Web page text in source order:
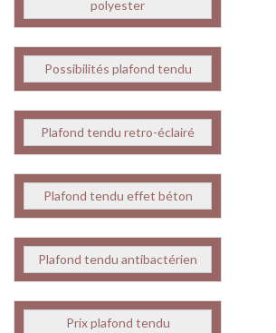
polyester
Possibilités plafond tendu
Plafond tendu retro-éclairé
Plafond tendu effet béton
Plafond tendu antibactérien
Prix plafond tendu